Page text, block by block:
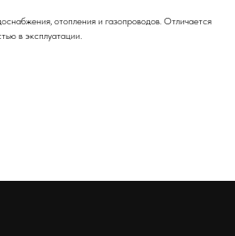
отопления и газопроводов. Отличается
в эксплуатации.